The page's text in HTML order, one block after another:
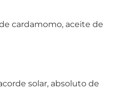
cardamomo, aceite de
solar, absoluto de